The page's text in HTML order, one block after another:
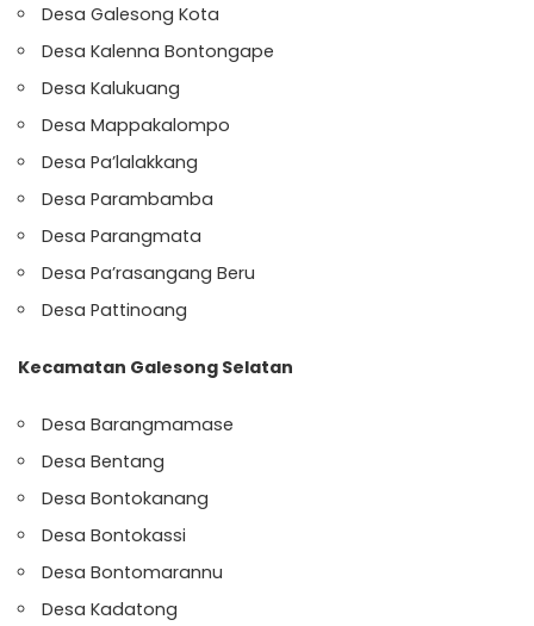
Desa Galesong Kota
Desa Kalenna Bontongape
Desa Kalukuang
Desa Mappakalompo
Desa Pa’lalakkang
Desa Parambamba
Desa Parangmata
Desa Pa’rasangang Beru
Desa Pattinoang
Kecamatan Galesong Selatan
Desa Barangmamase
Desa Bentang
Desa Bontokanang
Desa Bontokassi
Desa Bontomarannu
Desa Kadatong